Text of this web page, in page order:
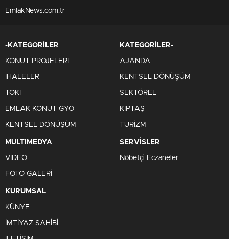
EmlakNews.com.tr
-KATEGORİLER
KONUT PROJELERİ
İHALELER
TOKİ
EMLAK KONUT GYO
KENTSEL DÖNÜŞÜM
KATEGORİLER-
AJANDA
KENTSEL DÖNÜŞÜM
SEKTÖREL
KİPTAŞ
TURİZM
MULTIMEDYA
VİDEO
FOTO GALERİ
SERVİSLER
Nöbetçi Eczaneler
KURUMSAL
KÜNYE
İMTİYAZ SAHİBİ